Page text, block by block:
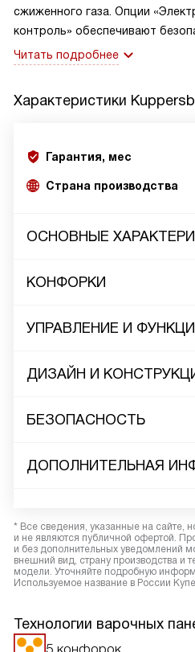
сжиженного газа. Опции
контроль» обеспечивают
Читать подробнее
Характеристики
Гарантия, мес
Страна производства
ОСНОВНЫЕ
КОНФОРКИ
УПРАВЛЕНИЕ И
ДИЗАЙН И
БЕЗОПАСНОСТЬ
ДОПОЛНИТЕЛЬНАЯ
* Все сведения, указанные на сайте,
и не являются публичной офертой.
и без дополнительных уведомлений
внешний вид, страну производства и
модели. Уточняйте подробную
Используемое название в России
Технологии варочных